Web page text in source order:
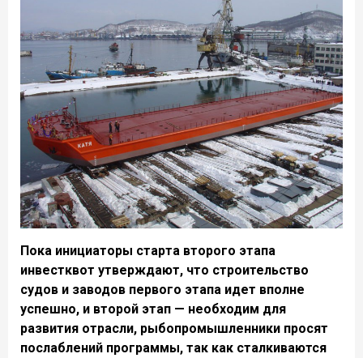
Пока инициаторы старта второго этапа
инвестквот утверждают, что строительство
судов и заводов первого этапа идет вполне
успешно, и второй этап — необходим для
развития отрасли, рыбопромышленники просят
послаблений программы, так как сталкиваются